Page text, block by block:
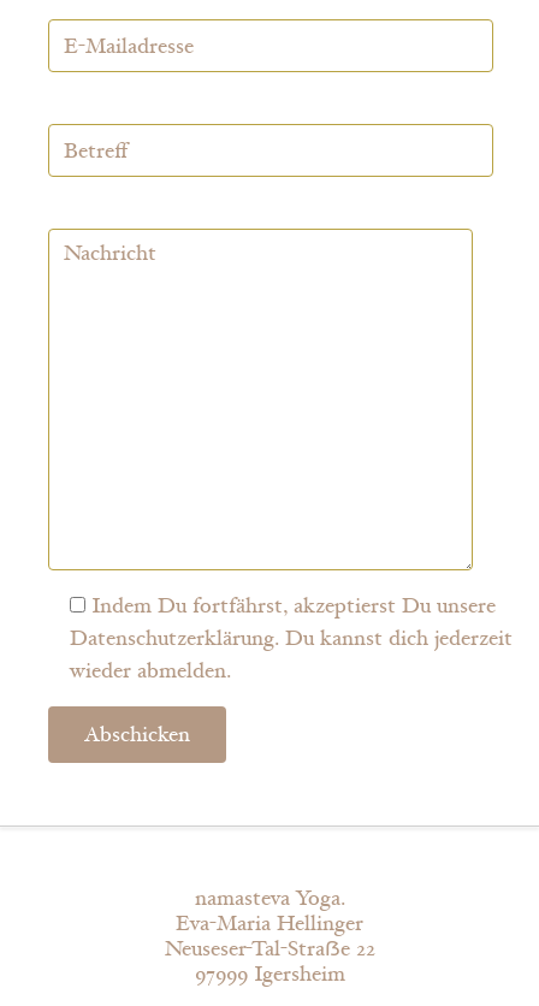
Indem Du fortfährst, akzeptierst Du unsere
Datenschutzerklärung. Du kannst dich jederzeit
wieder abmelden.
namasteva Yoga.
Eva-Maria Hellinger
Neuseser-Tal-Straẞe 22
97999 Igersheim